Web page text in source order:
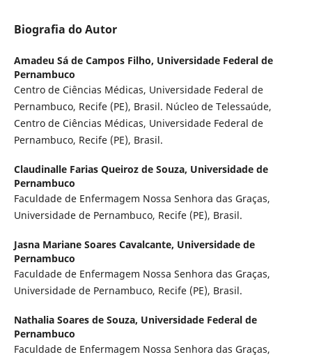
Biografia do Autor
Amadeu Sá de Campos Filho, Universidade Federal de
Pernambuco
Centro de Ciências Médicas, Universidade Federal de
Pernambuco, Recife (PE), Brasil. Núcleo de Telessaúde,
Centro de Ciências Médicas, Universidade Federal de
Pernambuco, Recife (PE), Brasil.
Claudinalle Farias Queiroz de Souza, Universidade de
Pernambuco
Faculdade de Enfermagem Nossa Senhora das Graças,
Universidade de Pernambuco, Recife (PE), Brasil.
Jasna Mariane Soares Cavalcante, Universidade de
Pernambuco
Faculdade de Enfermagem Nossa Senhora das Graças,
Universidade de Pernambuco, Recife (PE), Brasil.
Nathalia Soares de Souza, Universidade Federal de
Pernambuco
Faculdade de Enfermagem Nossa Senhora das Graças,